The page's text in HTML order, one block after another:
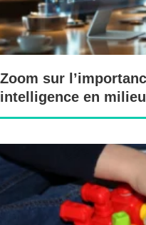
Zoom sur
intelligence en